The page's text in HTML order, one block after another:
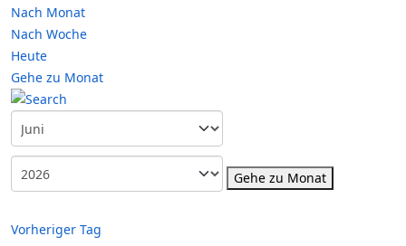
Nach Monat
Nach Woche
Heute
Gehe zu Monat
Gehe zu Monat
Vorheriger Tag